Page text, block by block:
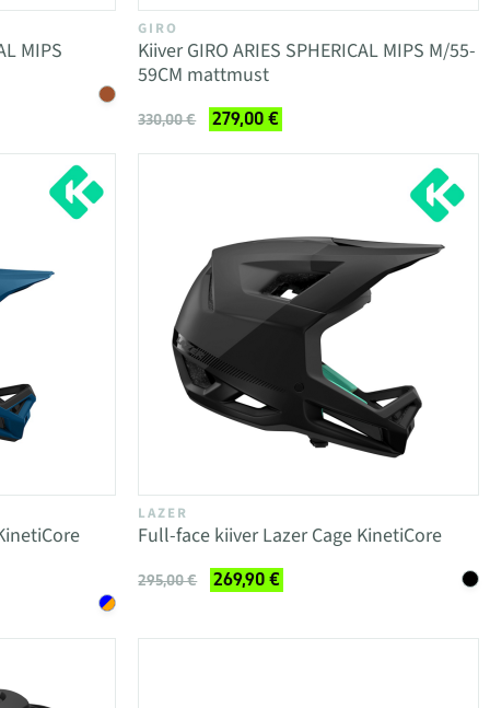
MIPS
GIRO
Kiiver GIRO ARIES SPHERICAL MIPS M/55-
59CM mattmust
330,00 € 279,00 €
LAZER
Full-face kiiver Lazer Cage KinetiCore
295,00 € 269,90 €